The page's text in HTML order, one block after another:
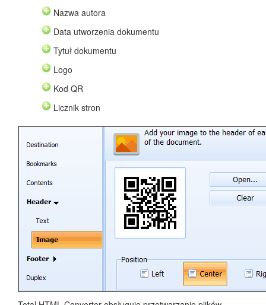
Nazwa autora
Data utworzenia dokumentu
Tytuł dokumentu
Logo
Kod QR
Licznik stron